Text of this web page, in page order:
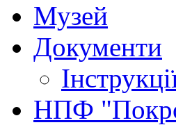
Музей
Документи
НПФ